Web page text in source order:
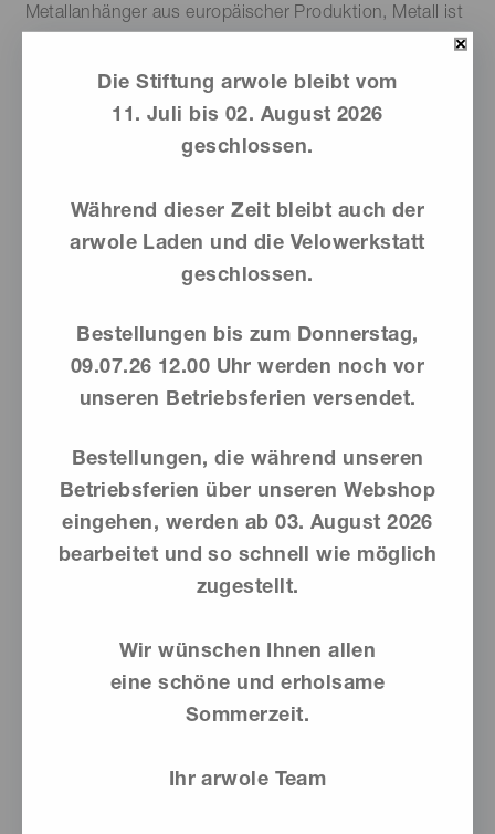
Metallanhänger aus europäischer Produktion, Metall ist
Nickelfrei, Bleifrei, Cadmiumfrei
Bei uns ist alles hundertprozent handgemacht – mit viel
Freude & Engagement. Es erwartet Sie daher ein
Unikat, das von der Abbildung abweichen kann!
Ähnliche Produkte
Produkt
weist
Varianten
Die Stiftung arwole bleibt vom
11. Juli bis 02. August 2026
geschlossen.
Während dieser Zeit bleibt auch der
arwole Laden und die Velowerkstatt
geschlossen.
Bestellungen bis zum Donnerstag,
09.07.26 12.00 Uhr werden noch vor
unseren Betriebsferien versendet.
Bestellungen, die während unseren
Betriebsferien über unseren Webshop
eingehen, werden ab03. August 2026
bearbeitet und so schnell wie möglich
zugestellt.
Wir wünschen Ihnen allen
eine schöne und erholsame
Sommerzeit.
Ihr arwole Team